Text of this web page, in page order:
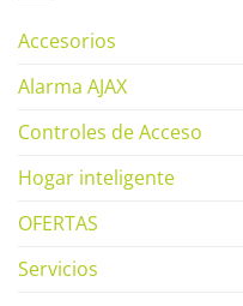
Accesorios
Alarma AJAX
Controles de Acceso
Hogar inteligente
OFERTAS
Servicios